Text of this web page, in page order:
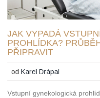
JAK VYPADÁ
PROHLÍDKA?
PŘIPRAVIT
odKarel Drápal
Vstupní gynekologická